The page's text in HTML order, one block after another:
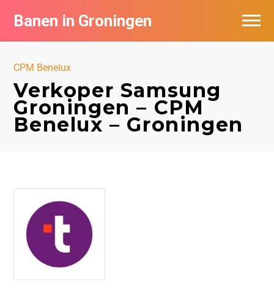
Banen in Groningen
CPM Benelux
Verkoper Samsung
Groningen – CPM
Benelux – Groningen
Vacatures per bedrijf
Nieuwsbrief feed